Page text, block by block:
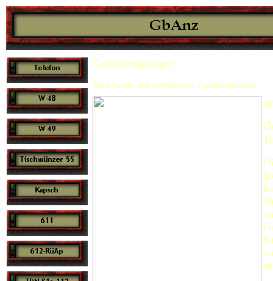
Gebührenanzeiger
Eine heute fast vergessene Zusatzgeräteart.
l